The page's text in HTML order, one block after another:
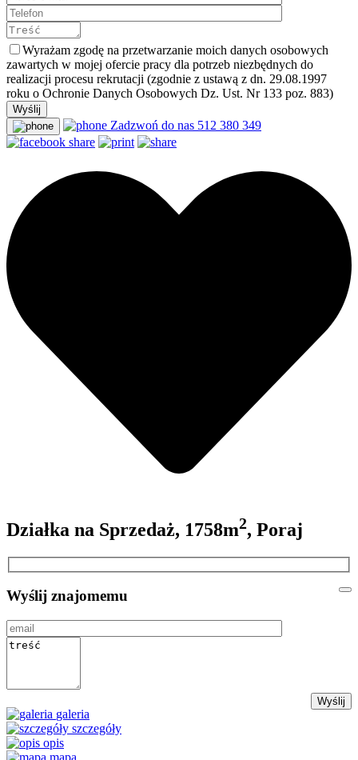
Wyrażam zgodę na przetwarzanie moich danych osobowych
zawartych w mojej ofercie pracy dla potrzeb niezbędnych do
realizacji procesu rekrutacji (zgodnie z ustawą z dn. 29.08.1997
roku o Ochronie Danych Osobowych Dz. Ust. Nr 133 poz. 883)
Zadzwoń do nas 512 380 349
Działka na Sprzedaż, 1758m2, Poraj
Wyślij znajomemu
galeria
szczegóły
opis